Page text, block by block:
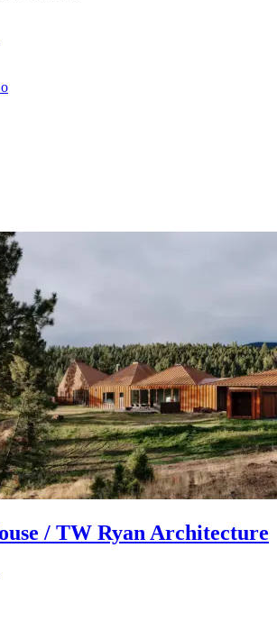
/ TW Ryan Architecture